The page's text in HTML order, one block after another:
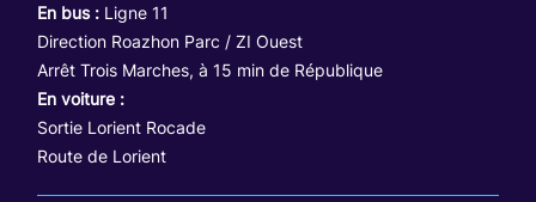
En bus : Ligne 11
Direction Roazhon Parc / ZI Ouest
Arrêt Trois Marches, à 15 min de République
En voiture :
Sortie Lorient Rocade
Route de Lorient